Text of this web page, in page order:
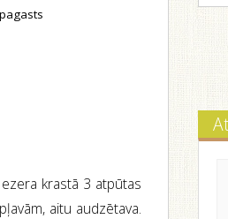
krastā 3 atpūtas
aitu audzētava.